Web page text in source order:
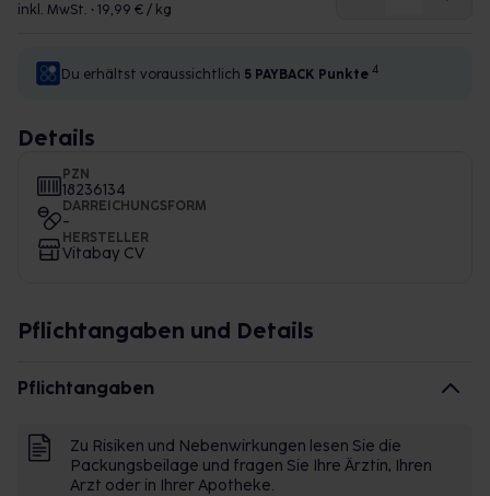
inkl. MwSt. • 19,99 € / kg
Du erhältst voraussichtlich 5 PAYBACK Punkte 4
Details
PZN
18236134
DARREICHUNGSFORM
-
HERSTELLER
Vitabay CV
Pflichtangaben und Details
Pflichtangaben
Zu Risiken und Nebenwirkungen lesen Sie die
Packungsbeilage und fragen Sie Ihre Ärztin, Ihren
Arzt oder in Ihrer Apotheke.